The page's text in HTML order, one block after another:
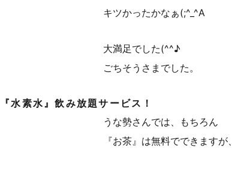
キツかったかなぁ(;^_^A
大満足でした(^^♪
ごちそうさまでした。
『水素水』飲み放題サービス！
うな勢さんでは、もちろん
『お茶』は無料でできますが、